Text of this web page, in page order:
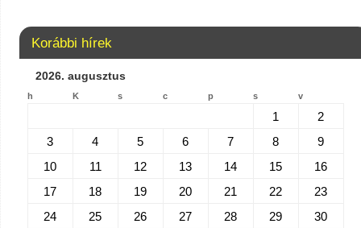
Korábbi hírek
2026. augusztus
h K s c p s v
1
2
3
4 5 6 7 8
9
10
11 12 13 14 15
16
17
18 19 20 21 22
23
24
25 26 27 28 29
30